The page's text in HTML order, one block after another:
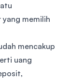
memilih
mencakup
uang